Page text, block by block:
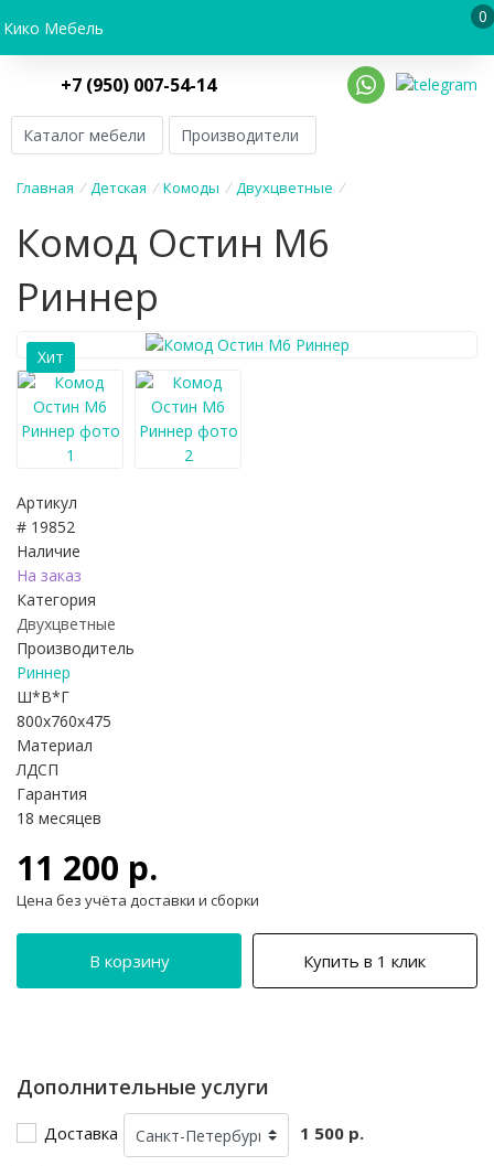
Кико Мебель
0
+7 (950) 007-54-14
Каталог мебели Производители
Главная / Детская / Комоды / Двухцветные /
Комод Остин М6
Риннер
Хит
Артикул
# 19852
Наличие
На заказ
Категория
Двухцветные
Производитель
Риннер
Ш*В*Г
800x760x475
Материал
ЛДСП
Гарантия
18 месяцев
11 200 р.
Цена без учёта доставки и сборки
В корзину Купить в 1 клик
Дополнительные услуги
Доставка 1 500 р.